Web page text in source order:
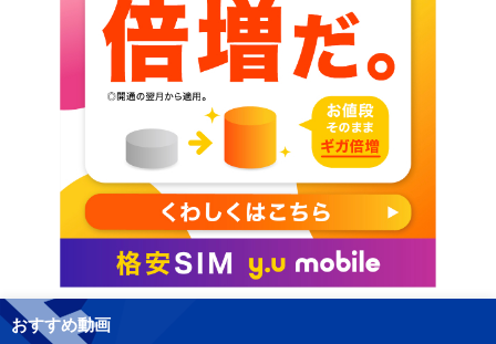
おすすめ動画